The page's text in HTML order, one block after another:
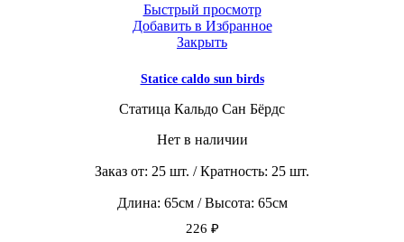
Быстрый просмотр
Добавить в Избранное
Закрыть
Statice caldo sun birds
Статица Кальдо Сан Бёрдс
Нет в наличии
Заказ от: 25 шт. / Кратность: 25 шт.
Длина: 65см / Высота: 65см
226 ₽